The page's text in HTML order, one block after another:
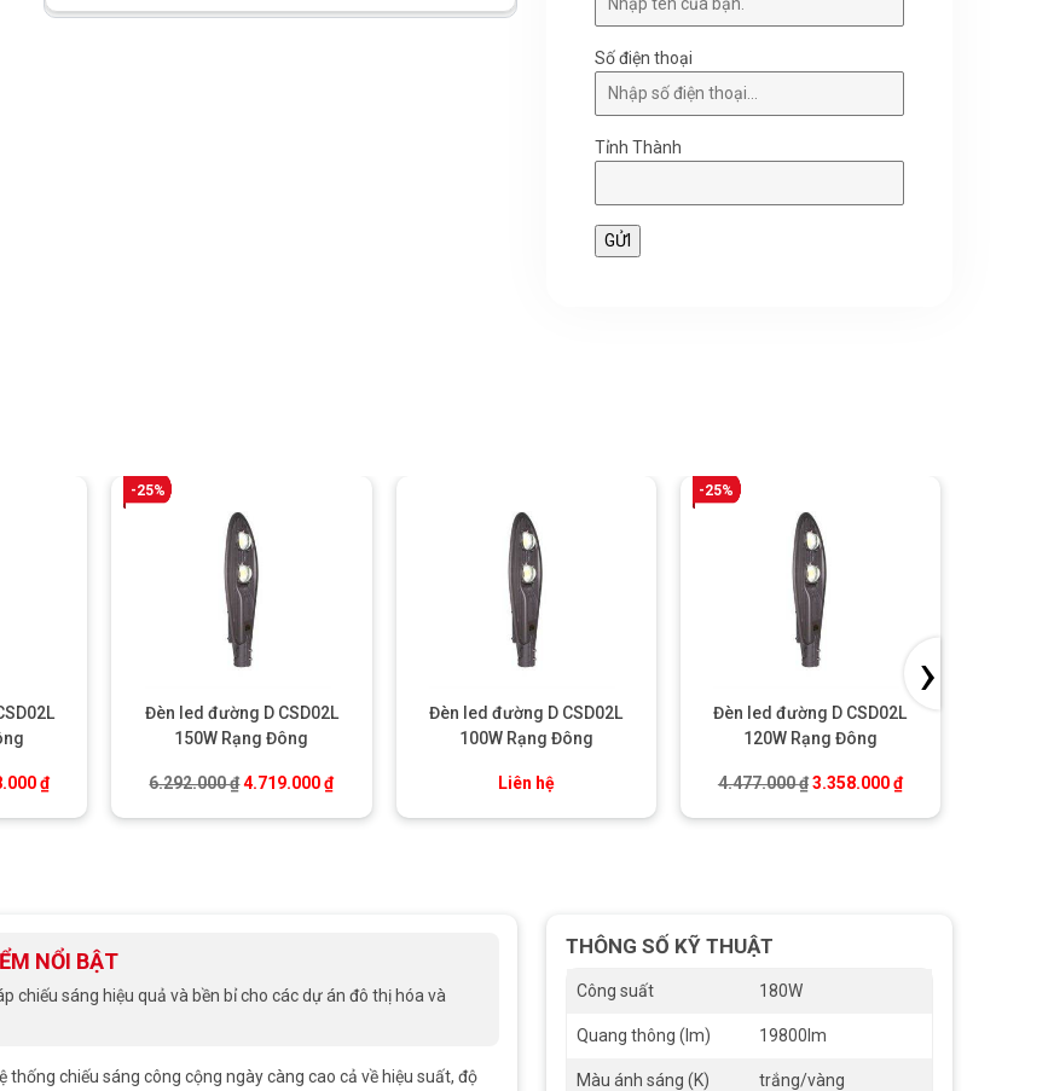
Số điện thoại
Tỉnh Thành
là: 7.223.000 ₫.
₫Giá hiện tại là: 5.418.000 ₫.
-25%
Đèn led đường D CSD02L
150W Rạng Đông
6.292.000₫Giá gốc là: 6.292.000 ₫.
4.719.000₫Giá hiện tại là: 4.719.000 ₫.
Đèn led đường D CSD02L
100W Rạng Đông
Liên hệ
-25%
Đèn led đường D CSD02L
120W Rạng Đông
4.477.000₫Giá gốc là: 4.477.000 ₫.
3.358.000₫Giá hiện tại là:
›
NỔI BẬT
chiếu sáng hiệu quả và bền bỉ cho các dự án đô thị hóa và
chiếu sáng công cộng ngày càng cao cả về hiệu suất, độ
THÔNG SỐ KỸ THUẬT
Công suất 180W
Quang thông (lm) 19800lm
Màu ánh sáng (K) trắng/vàng